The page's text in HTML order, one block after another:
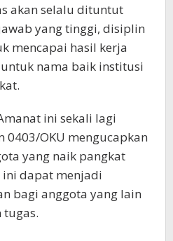
akan selalu dituntut
yang tinggi, disiplin
mencapai hasil kerja
nama baik institusi
ini sekali lagi
0403/OKU mengucapkan
yang naik pangkat
ini dapat menjadi
bagi anggota yang lain
tugas.